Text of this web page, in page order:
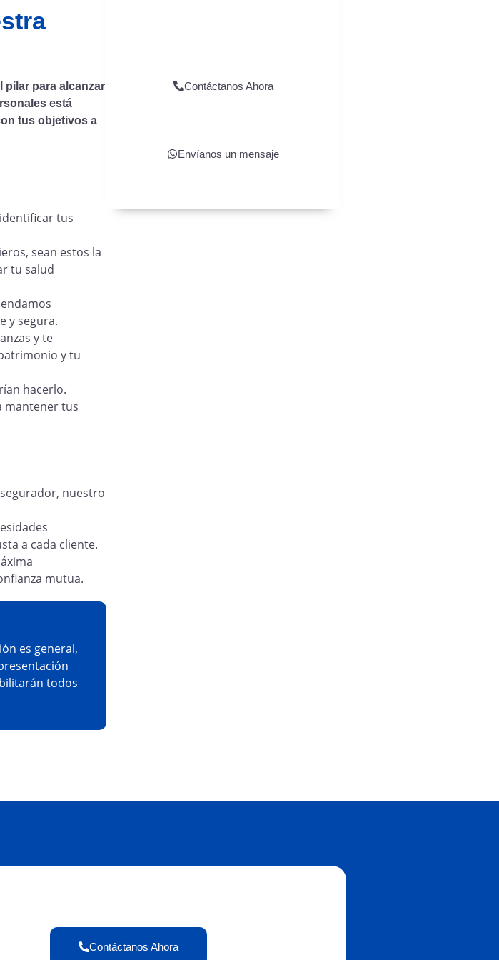
pilar para alcanzar
está
tus objetivos a
tus
sean estos la
tu salud
y segura.
y te
y tu
hacerlo.
mantener tus
nuestro
a cada cliente.
mutua.
es general,
todos
Contáctanos Ahora
Envíanos un mensaje
Contáctanos Ahora